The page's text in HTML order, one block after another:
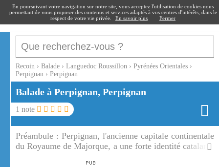
recoin.fr
Recoin › Balade › Languedoc Roussillon › Pyrénées Orientales ›
Perpignan › Perpignan
Balade à Perpignan, Perpignan
1 note
Préambule : Perpignan, l'ancienne capitale continentale
du Royaume de Majorque, a une forte identité catalane.
En poursuivant votre navigation sur notre site, vous acceptez l'utilisation de cookies nous
permettant de vous proposer des contenus et services adaptés à vos centres d'intérêts, dans le
respect de votre vie privée.
En savoir plus Fermer